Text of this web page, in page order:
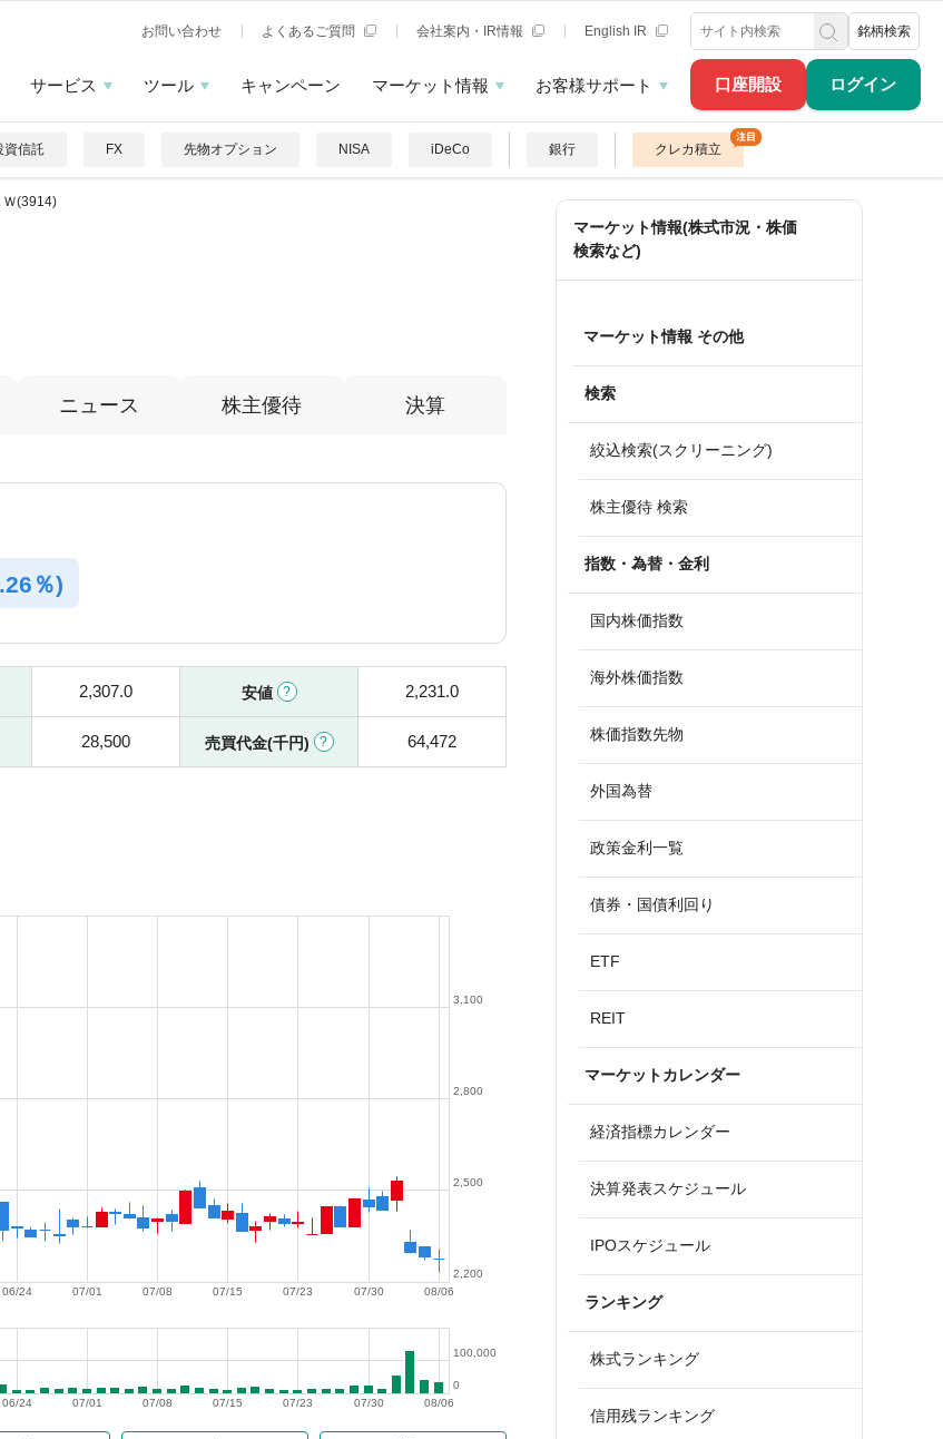
口座開設 ログイン
お問い合わせ よくあるご質問 会社案内・IR情報 English IR 銘柄検索
サービス ツール キャンペーン マーケット情報 お客様サポート
資信託 FX 先物オプション NISA iDeCo 銀行 クレカ積立
Ｗ(3914)
ニュース 株主優待 決算
％)
2,307.0 安値 2,231.0
28,500 売買代金(千円) 64,472
08/06
07/30
07/23
07/15
07/08
07/01
06/24
2,200
2,500
2,800
3,100
08/06
07/30
07/23
07/15
07/08
07/01
06/24
0
100,000
マーケット情報(株式市況・株価
検索など)
マーケット情報 その他
検索
絞込検索(スクリーニング)
株主優待 検索
指数・為替・金利
国内株価指数
海外株価指数
株価指数先物
外国為替
政策金利一覧
債券・国債利回り
ETF
REIT
マーケットカレンダー
経済指標カレンダー
決算発表スケジュール
IPOスケジュール
ランキング
株式ランキング
信用残ランキング